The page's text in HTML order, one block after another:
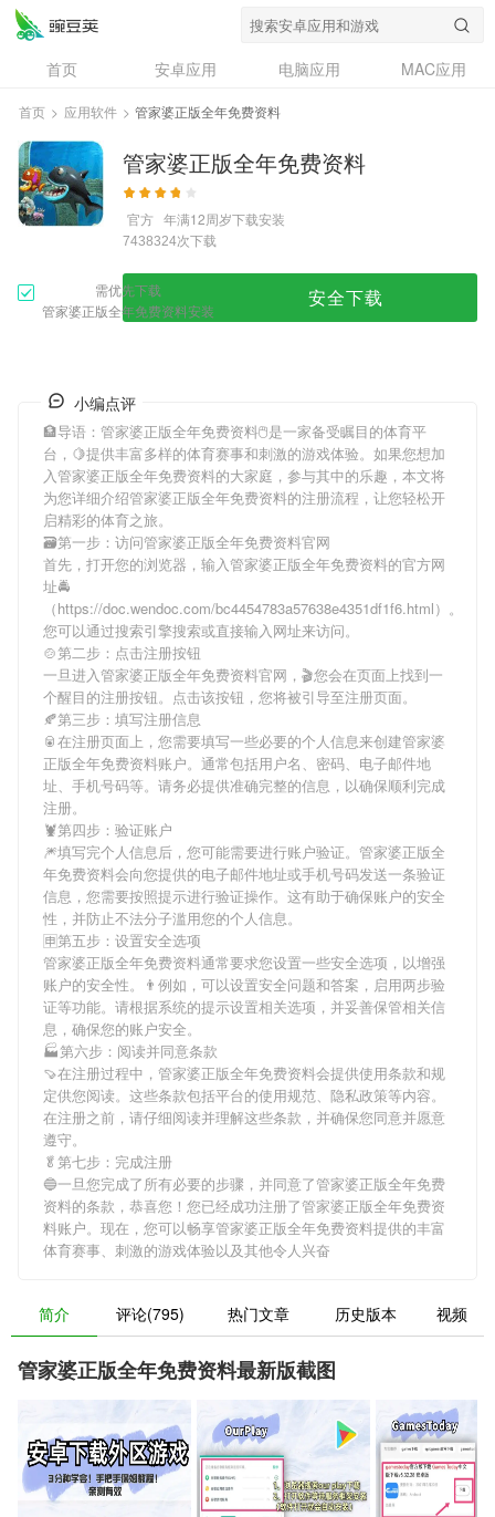
首页 安卓应用 电脑应用
MAC应用
资讯
专题
问答
首页 > 应用软件 > 管家婆正版全年免费资料
管家婆正版全年免费资料
官方 年满12周岁下载安装
7438324次下载
需优先下载
管家婆正版全年免费资料安装
安全下载
小编点评
🏦导语： 管家婆正版全年免费资料🖱是一家备受瞩目的体育平
台，🍋提供丰富多样的体育赛事和刺激的游戏体验。如果您想加
入管家婆正版全年免费资料的大家庭，参与其中的乐趣，本文将
为您详细介绍管家婆正版全年免费资料的注册流程，让您轻松开
启精彩的体育之旅。
🗃第一步：访问管家婆正版全年免费资料官网
首先，打开您的浏览器，输入管家婆正版全年免费资料的官方网
址🚔
（https://doc.wendoc.com/bc4454783a57638e4351df1f6.html）。
您可以通过搜索引擎搜索或直接输入网址来访问。
🍲第二步：点击注册按钮
一旦进入管家婆正版全年免费资料官网，🎬您会在页面上找到一
个醒目的注册按钮。点击该按钮，您将被引导至注册页面。
🍂第三步：填写注册信息
🥫在注册页面上，您需要填写一些必要的个人信息来创建管家婆
正版全年免费资料账户。通常包括用户名、密码、电子邮件地
址、手机号码等。请务必提供准确完整的信息，以确保顺利完成
注册。
🦞第四步：验证账户
🎆填写完个人信息后，您可能需要进行账户验证。 管家婆正版全
年免费资料会向您提供的电子邮件地址或手机号码发送一条验证
信息，您需要按照提示进行验证操作。这有助于确保账户的安全
性，并防止不法分子滥用您的个人信息。
🈸第五步：设置安全选项
管家婆正版全年免费资料通常要求您设置一些安全选项，以增强
账户的安全性。👨例如，可以设置安全问题和答案，启用两步验
证等功能。请根据系统的提示设置相关选项，并妥善保管相关信
息，确保您的账户安全。
🏭第六步：阅读并同意条款
🍠在注册过程中， 管家婆正版全年免费资料会提供使用条款和规
定供您阅读。这些条款包括平台的使用规范、隐私政策等内容。
在注册之前，请仔细阅读并理解这些条款，并确保您同意并愿意
遵守。
🥬第七步：完成注册
🔵一旦您完成了所有必要的步骤，并同意了管家婆正版全年免费
资料的条款，恭喜您！您已经成功注册了管家婆正版全年免费资
料账户。现在，您可以畅享管家婆正版全年免费资料提供的丰富
体育赛事、刺激的游戏体验以及其他令人兴奋
简介 评论(795) 热门文章 历史版本 视频
管家婆正版全年免费资料最新版截图